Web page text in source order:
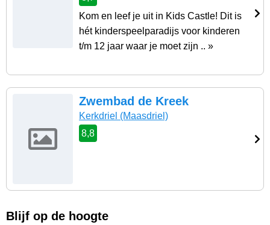
Kom en leef je uit in Kids Castle! Dit is
hét kinderspeelparadijs voor kinderen
t/m 12 jaar waar je moet zijn .. »
Zwembad de Kreek
Kerkdriel (Maasdriel)
8,8
Blijf op de hoogte